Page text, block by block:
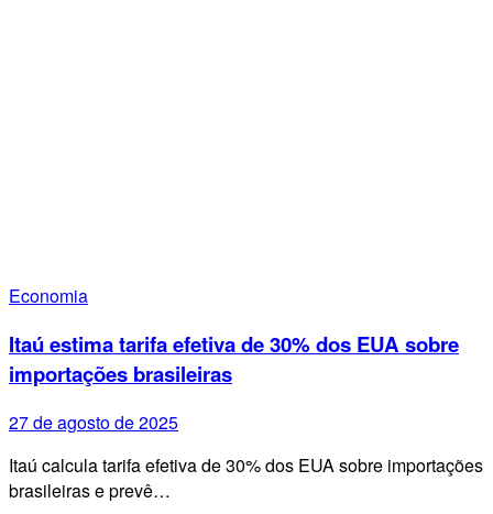
Economia
Itaú estima tarifa efetiva de 30% dos EUA sobre
importações brasileiras
27 de agosto de 2025
Itaú calcula tarifa efetiva de 30% dos EUA sobre importações
brasileiras e prevê…